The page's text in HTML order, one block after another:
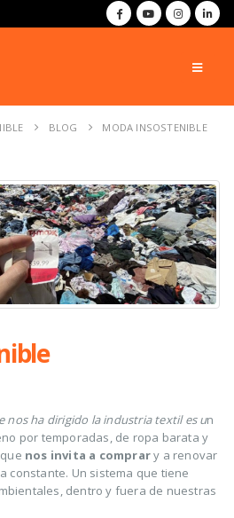
BLOG MODA INSOSTENIBLE
nos ha dirigido la industria textil es un
por temporadas, de ropa barata y
nos invita a comprary a renovar
constante. Un sistema que tiene
dentro y fuera de nuestras